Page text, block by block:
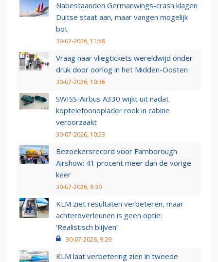
Nabestaanden Germanwings-crash klagen
Duitse staat aan, maar vangen mogelijk
bot
30-07-2026, 11:58
Vraag naar vliegtickets wereldwijd onder
druk door oorlog in het Midden-Oosten
30-07-2026, 10:36
SWISS-Airbus A330 wijkt uit nadat
koptelefoonoplader rook in cabine
veroorzaakt
30-07-2026, 10:23
Bezoekersrecord voor Farnborough
Airshow: 41 procent meer dan de vorige
keer
30-07-2026, 9:30
KLM ziet resultaten verbeteren, maar
achteroverleunen is geen optie:
‘Realistisch blijven’
30-07-2026, 9:29
KLM laat verbetering zien in tweede